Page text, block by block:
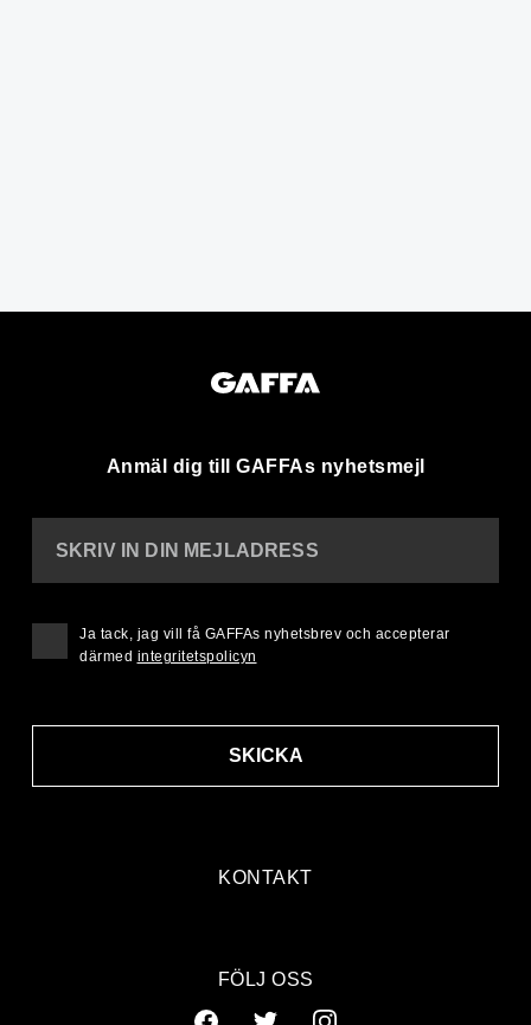
Anmäl dig till GAFFAs nyhetsmejl
KONTAKT
SKRIV IN DIN MEJLADRESS
SKICKA
Ja tack, jag vill få GAFFAs nyhetsbrev och accepterar
därmed integritetspolicyn
FÖLJ OSS